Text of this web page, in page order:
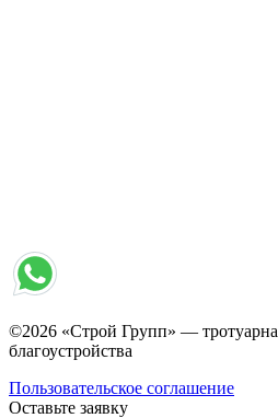
©2026 «Строй Групп» —
благоустройства
Пользовательское соглашение
Оставьте заявку